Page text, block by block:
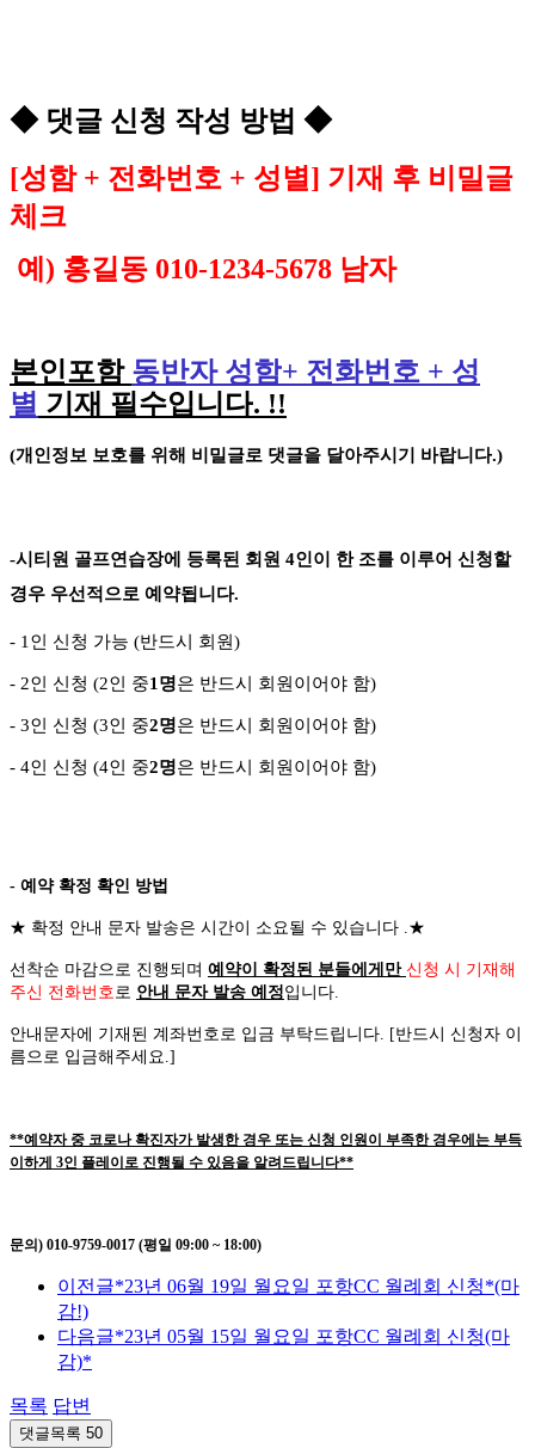
◆ 댓글 신청 작성 방법 ◆
[성함 + 전화번호 + 성별] 기재 후 비밀글
체크
예 ) 홍길동 010-1234-5678 남자
본인포함 동반자 성함+ 전화번호 + 성
별 기재 필수입니다. !!
(개인정보 보호를 위해 비밀글로 댓글을 달아주시기 바랍니다.)
-시티원 골프연습장에 등록된 회원 4인이 한 조를 이루어 신청할
경우 우선적으로 예약됩니다.
- 1인 신청 가능 (반드시 회원)
- 2인 신청 (2인 중1명은 반드시 회원이어야 함)
- 3인 신청 (3인 중2명은 반드시 회원이어야 함)
- 4인 신청 (4인 중2명은 반드시 회원이어야 함)
- 예약 확정 확인 방법
★ 확정 안내 문자 발송은 시간이 소요될 수 있습니다 .★
선착순 마감으로 진행되며 예약이 확정된 분들에게만 신청 시 기재해
주신 전화번호로 안내 문자 발송 예정입니다.
안내문자에 기재된 계좌번호로 입금 부탁드립니다. [반드시 신청자 이
름으로 입금해주세요.]
**예약자 중 코로나 확진자가 발생한 경우 또는 신청 인원이 부족한 경우에는 부득
이하게 3인 플레이로 진행될 수 있음을 알려드립니다**
문의) 010-9759-0017 (평일 09:00 ~ 18:00)
이전글*23년 06월 19일 월요일 포항CC 월례회 신청*(마
감!)
다음글*23년 05월 15일 월요일 포항CC 월례회 신청(마
감)*
목록 답변
댓글목록 50